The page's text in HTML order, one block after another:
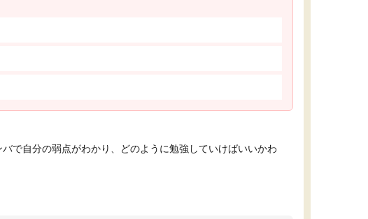
で自分の弱点がわかり、どのように勉強していけばいいかわ